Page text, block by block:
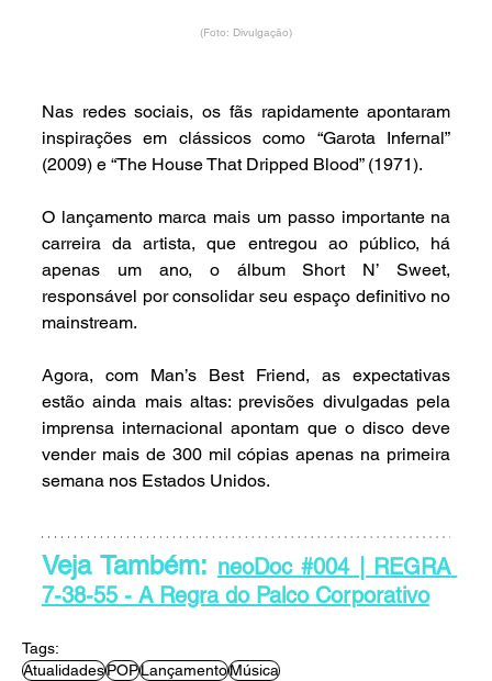
(Foto: Divulgação)
Nas redes sociais, os fãs rapidamente apontaram
inspirações em clássicos como “Garota Infernal”
(2009) e “The House That Dripped Blood” (1971).
O lançamento marca mais um passo importante na
carreira da artista, que entregou ao público, há
apenas um ano, o álbum Short N’ Sweet,
responsável por consolidar seu espaço definitivo no
mainstream.
Agora, com Man’s Best Friend, as expectativas
estão ainda mais altas: previsões divulgadas pela
imprensa internacional apontam que o disco deve
vender mais de 300 mil cópias apenas na primeira
semana nos Estados Unidos.
Veja Também: neoDoc #004 | REGRA
7-38-55 - A Regra do Palco Corporativo
Tags:
AtualidadesPOPLançamentoMúsica